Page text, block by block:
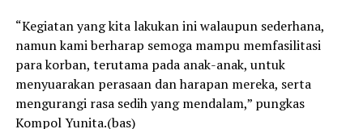
“Kegiatan yang kita lakukan ini walaupun sederhana,
namun kami berharap semoga mampu memfasilitasi
para korban, terutama pada anak-anak, untuk
menyuarakan perasaan dan harapan mereka, serta
mengurangi rasa sedih yang mendalam,” pungkas
Kompol Yunita.(bas)